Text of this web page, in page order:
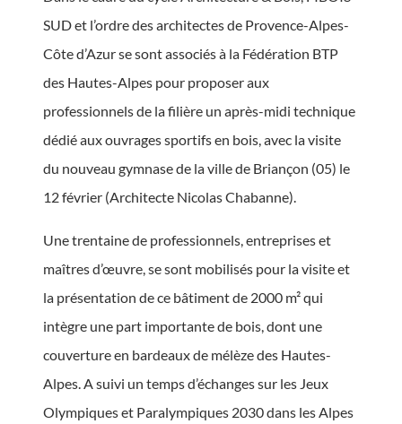
SUD et l’ordre des architectes de Provence-Alpes-
Côte d’Azur se sont associés à la Fédération BTP
des Hautes-Alpes pour proposer aux
professionnels de la filière un après-midi technique
dédié aux ouvrages sportifs en bois, avec la visite
du nouveau gymnase de la ville de Briançon (05) le
12 février (Architecte Nicolas Chabanne).
Une trentaine de professionnels, entreprises et
maîtres d’œuvre, se sont mobilisés pour la visite et
la présentation de ce bâtiment de 2000 m² qui
intègre une part importante de bois, dont une
couverture en bardeaux de mélèze des Hautes-
Alpes. A suivi un temps d’échanges sur les Jeux
Olympiques et Paralympiques 2030 dans les Alpes